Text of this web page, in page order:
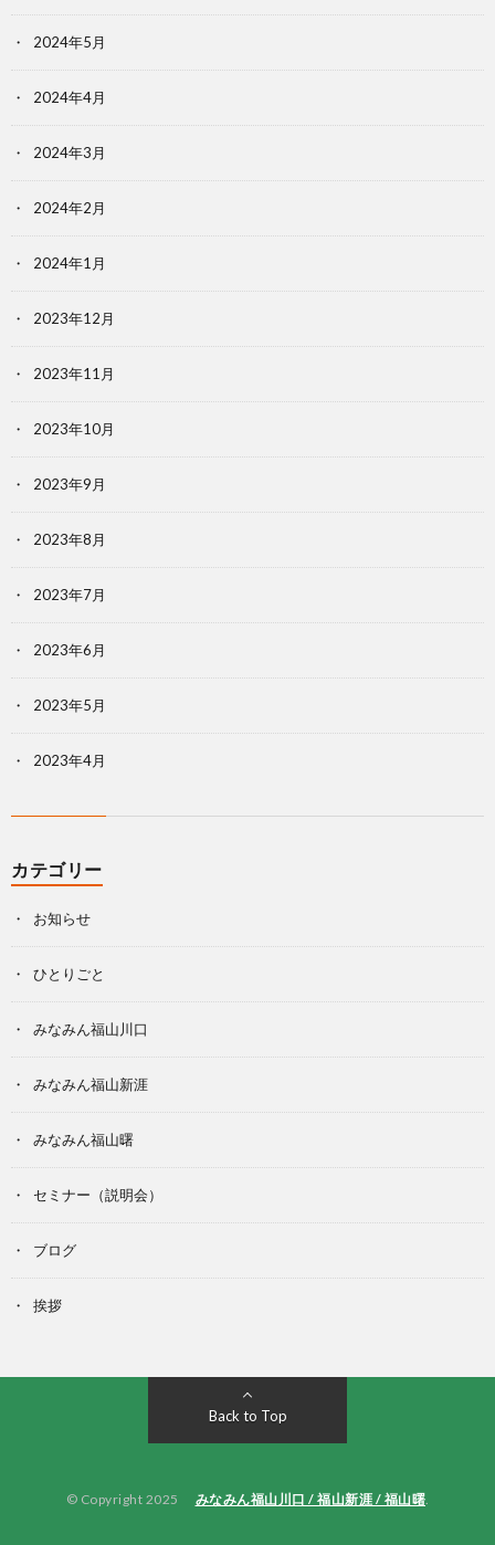
2024年5月
2024年4月
2024年3月
2024年2月
2024年1月
2023年12月
2023年11月
2023年10月
2023年9月
2023年8月
2023年7月
2023年6月
2023年5月
2023年4月
カテゴリー
お知らせ
ひとりごと
みなみん福山川口
みなみん福山新涯
みなみん福山曙
セミナー（説明会）
ブログ
挨拶
Back to Top
© Copyright 2025 みなみん福山川口 / 福山新涯 / 福山曙